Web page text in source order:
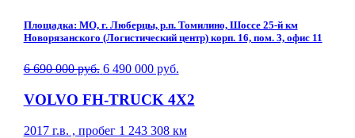
Площадка: МО, г. Люберцы, р.п. Томилино, Шоссе 25-й км
Новорязанского (Логистический центр) корп. 16, пом. 3, офис 11
6 690 000 руб. 6 490 000 руб.
VOLVO FH-TRUCK 4X2
2017 г.в. , пробег 1 243 308 км